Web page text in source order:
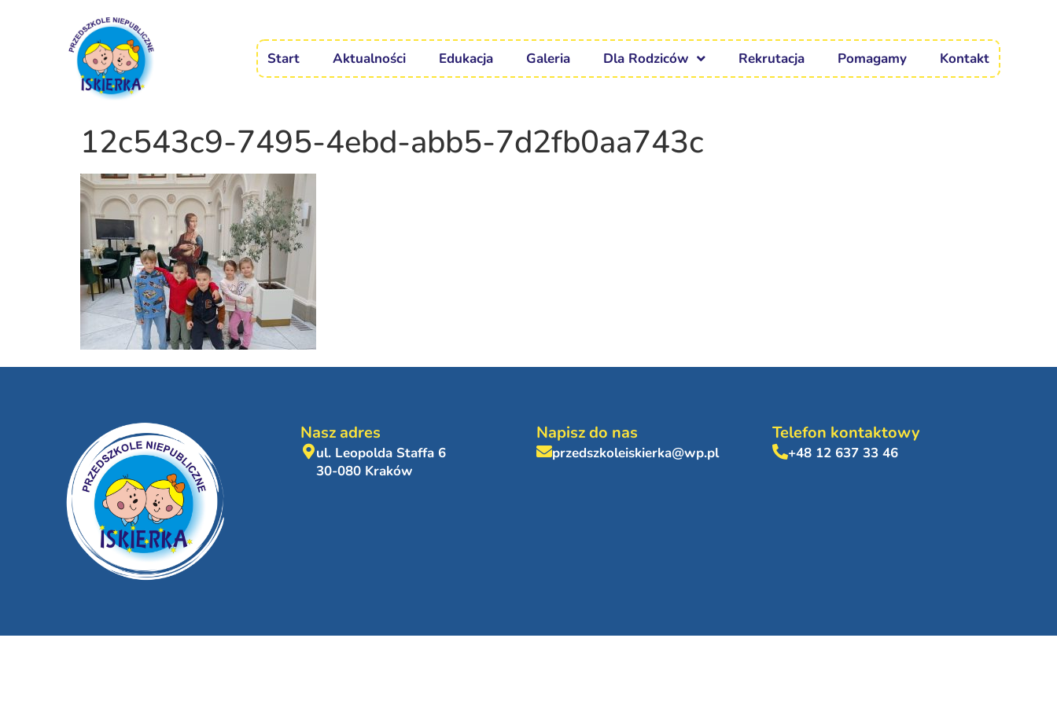
Start Aktualności Edukacja Galeria Dla Rodziców Rekrutacja Pomagamy Kontakt
12c543c9-7495-4ebd-abb5-7d2fb0aa743c
Nasz adres
ul. Leopolda Staffa 6
30-080 Kraków
Napisz do nas
przedszkoleiskierka@wp.pl
Telefon kontaktowy
+48 12 637 33 46